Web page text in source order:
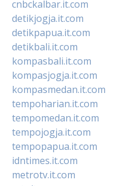
cnbckalbar.it.com
detikjogja.it.com
detikpapua.it.com
detikbali.it.com
kompasbali.it.com
kompasjogja.it.com
kompasmedan.it.com
tempoharian.it.com
tempomedan.it.com
tempojogja.it.com
tempopapua.it.com
idntimes.it.com
metrotv.it.com